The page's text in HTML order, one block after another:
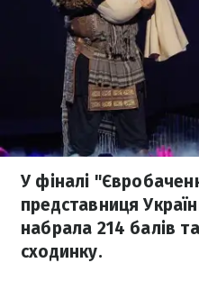
У фіналі
представниця
набрала 214 балів
сходинку.